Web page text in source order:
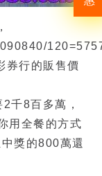
券行的販售價
千8百多萬，
用全餐的方式
獎的800萬還